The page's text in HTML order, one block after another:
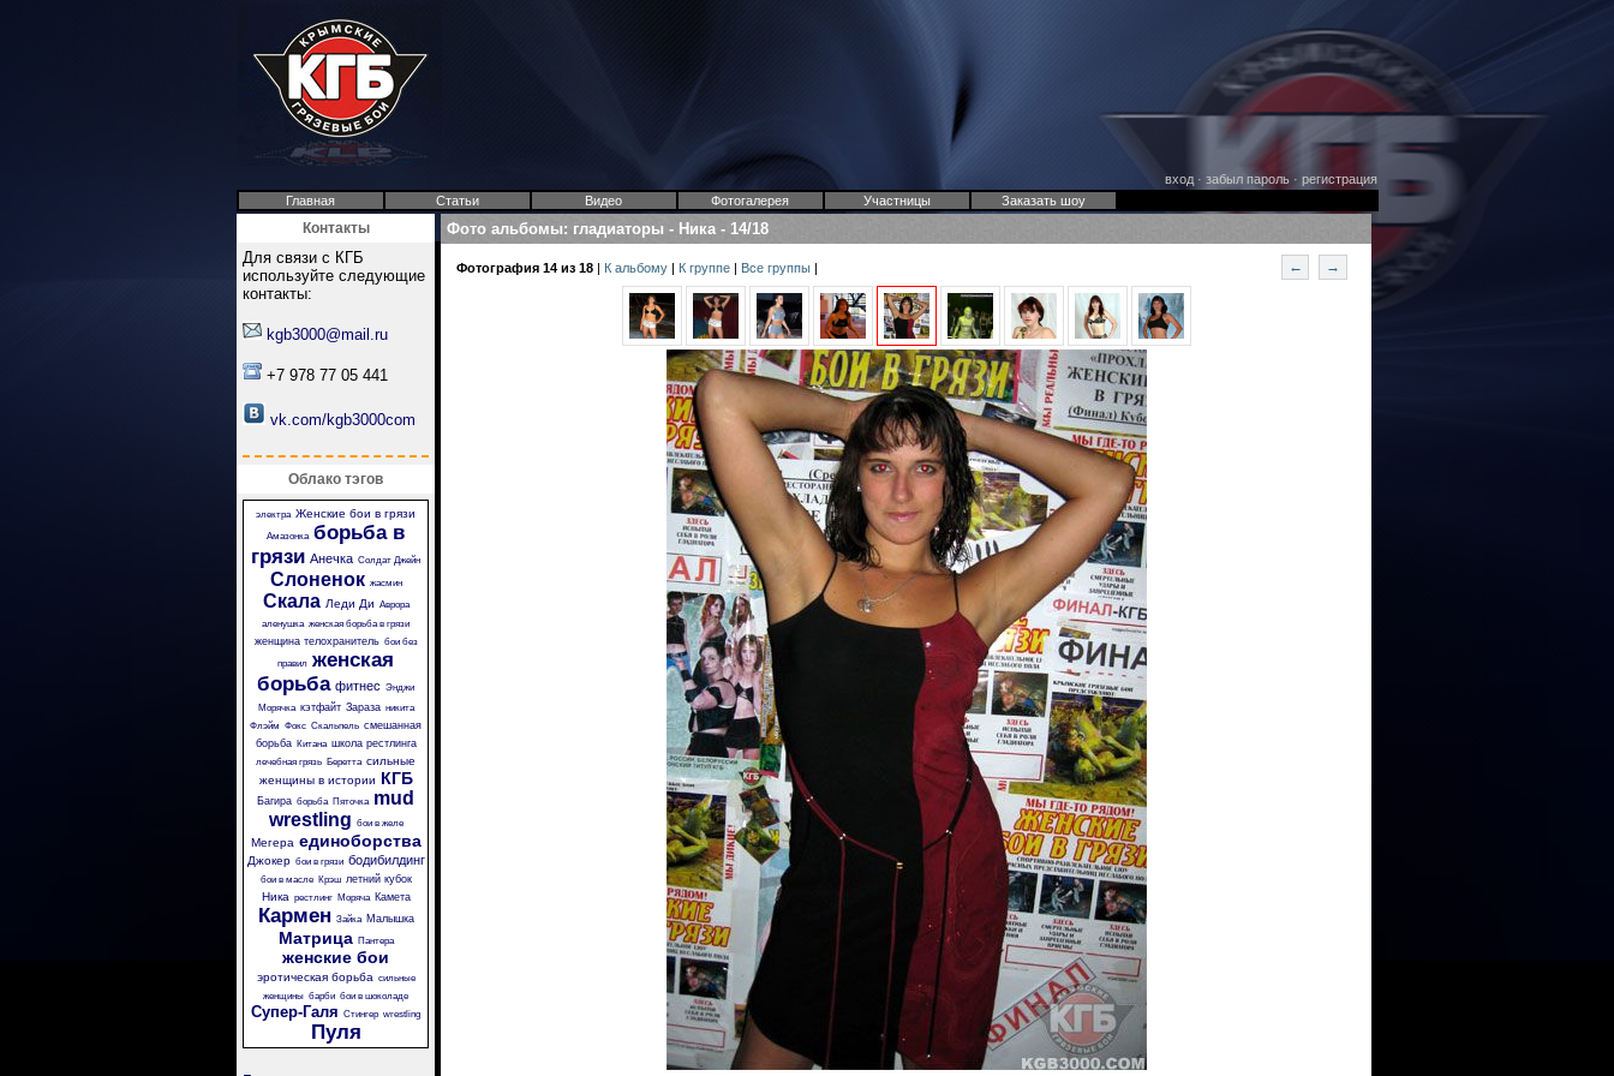
вход· забыл пароль· регистрация
Главная
Статьи Видео Фотогалерея Участницы Заказать шоу
Контакты
Для связи с КГБ
используйте следующие
контакты:
kgb3000@mail.ru
+7 978 77 05 441
vk.com/kgb3000com
Облако тэгов
электра Женские бои в грязи
Амазонка борьба в
грязи Анечка Солдат Джейн
Слоненок жасмин
Скала Леди Ди Аврора
аленушка женская борьба в грязи
женщина телохранитель бои без
правил женская
борьба фитнес Энджи
Морячка кэтфайт Зараза никита
Флэйм Фокс Скальпель смешанная
борьба
Китана школа рестлинга
лечебная грязь Беретта сильные
женщины в истории КГБ
Багира борьба Пяточка mud
wrestling бои в желе
Мегера единоборства
Джокер бои в грязи бодибилдинг
бои в масле Крэш летний кубок
Ника рестлинг Моряча Камета
Кармен Зайка Малышка
Матрица Пантера
женские бои
эротическая борьба сильные
женщины барби бои в шоколаде
Супер-Галя Стингер wrestling
Пуля
Фото альбомы: гладиаторы - Ника- 14/18
Фотография 14 из 18 | К альбому | К группе | Все группы | ← →